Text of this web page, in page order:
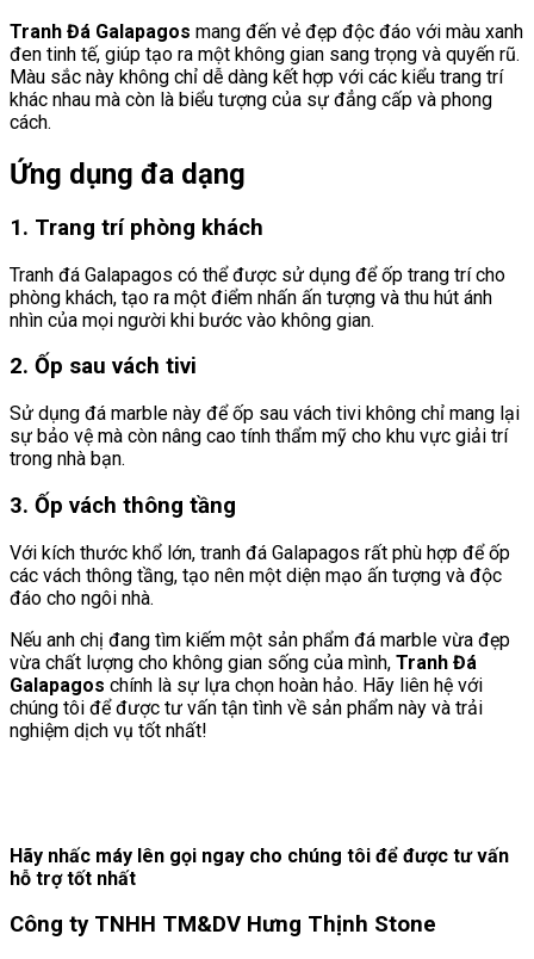
Tranh Đá Galapagos mang đến vẻ đẹp độc đáo với màu xanh
đen tinh tế, giúp tạo ra một không gian sang trọng và quyến rũ.
Màu sắc này không chỉ dễ dàng kết hợp với các kiểu trang trí
khác nhau mà còn là biểu tượng của sự đẳng cấp và phong
cách.
Ứng dụng đa dạng
1. Trang trí phòng khách
Tranh đá Galapagos có thể được sử dụng để ốp trang trí cho
phòng khách, tạo ra một điểm nhấn ấn tượng và thu hút ánh
nhìn của mọi người khi bước vào không gian.
2. Ốp sau vách tivi
Sử dụng đá marble này để ốp sau vách tivi không chỉ mang lại
sự bảo vệ mà còn nâng cao tính thẩm mỹ cho khu vực giải trí
trong nhà bạn.
3. Ốp vách thông tầng
Với kích thước khổ lớn, tranh đá Galapagos rất phù hợp để ốp
các vách thông tầng, tạo nên một diện mạo ấn tượng và độc
đáo cho ngôi nhà.
Nếu anh chị đang tìm kiếm một sản phẩm đá marble vừa đẹp
vừa chất lượng cho không gian sống của mình, Tranh Đá
Galapagos chính là sự lựa chọn hoàn hảo. Hãy liên hệ với
chúng tôi để được tư vấn tận tình về sản phẩm này và trải
nghiệm dịch vụ tốt nhất!
Hãy nhấc máy lên gọi ngay cho chúng tôi để được tư vấn
hỗ trợ tốt nhất
Công ty TNHH TM&DV Hưng Thịnh Stone